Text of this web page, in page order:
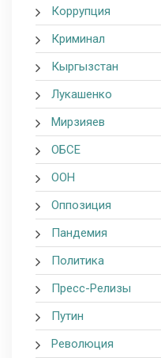
Коррупция
Криминал
Кыргызстан
Лукашенко
Мирзияев
ОБСЕ
ООН
Оппозиция
Пандемия
Политика
Пресс-Релизы
Путин
Революция